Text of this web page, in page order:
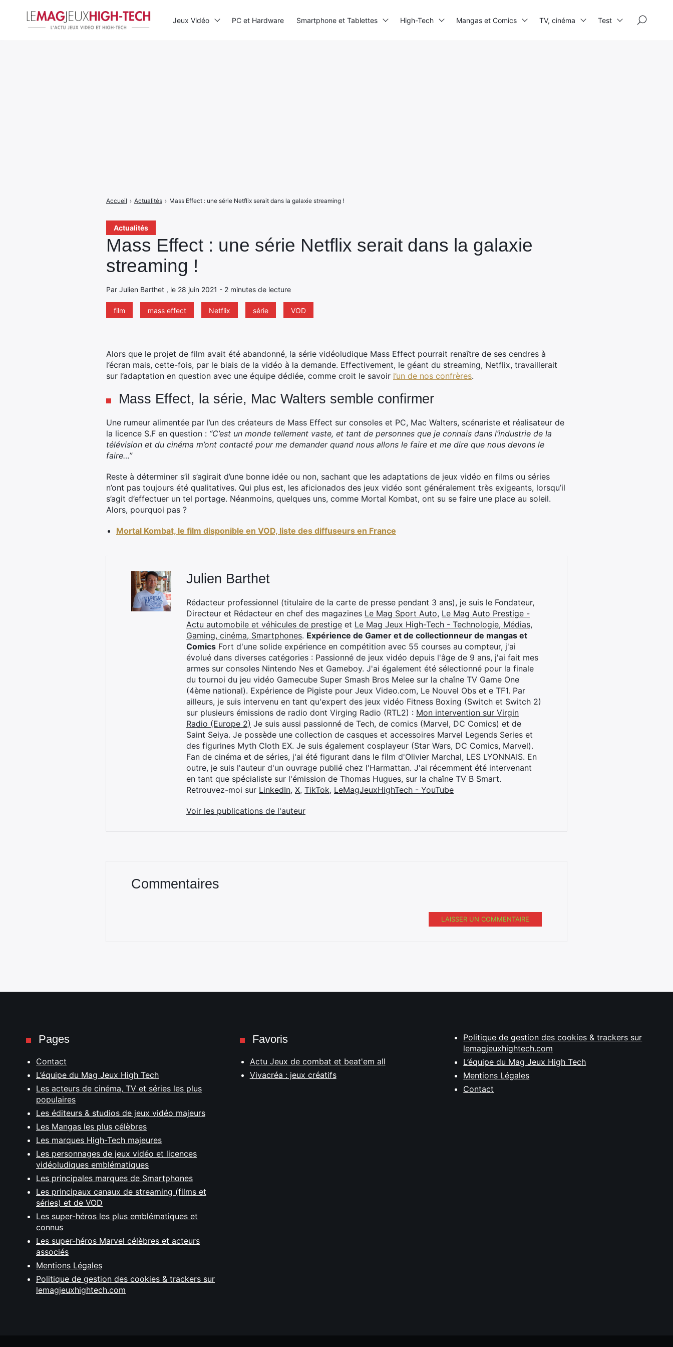
Actualités
Mass Effect : une série Netflix serait dans la galaxie
streaming !
Par Julien Barthet , le 28 juin 2021 - 2 minutes de lecture
film mass effect Netflix série VOD
Accueil › Actualités › Mass Effect : une série Netflix serait dans la galaxie streaming !
Alors que le projet de film avait été abandonné, la série vidéoludique Mass Effect pourrait renaître de ses cendres à
l’écran mais, cette-fois, par le biais de la vidéo à la demande. Effectivement, le géant du streaming, Netflix, travaillerait
sur l’adaptation en question avec une équipe dédiée, comme croit le savoir l’un de nos confrères.
Mass Effect, la série, Mac Walters semble confirmer
Une rumeur alimentée par l’un des créateurs de Mass Effect sur consoles et PC, Mac Walters, scénariste et réalisateur de
la licence S.F en question : “C’est un monde tellement vaste, et tant de personnes que je connais dans l’industrie de la
télévision et du cinéma m’ont contacté pour me demander quand nous allons le faire et me dire que nous devons le
faire…”
Reste à déterminer s’il s’agirait d’une bonne idée ou non, sachant que les adaptations de jeux vidéo en films ou séries
n’ont pas toujours été qualitatives. Qui plus est, les aficionados des jeux vidéo sont généralement très exigeants, lorsqu’il
s’agit d’effectuer un tel portage. Néanmoins, quelques uns, comme Mortal Kombat, ont su se faire une place au soleil.
Alors, pourquoi pas ?
Mortal Kombat, le film disponible en VOD, liste des diffuseurs en France
Julien Barthet
Rédacteur professionnel (titulaire de la carte de presse pendant 3 ans), je suis le Fondateur,
Directeur et Rédacteur en chef des magazines Le Mag Sport Auto, Le Mag Auto Prestige -
Actu automobile et véhicules de prestige et Le Mag Jeux High-Tech - Technologie, Médias,
Gaming, cinéma, Smartphones. Expérience de Gamer et de collectionneur de mangas et
Comics Fort d'une solide expérience en compétition avec 55 courses au compteur, j'ai
évolué dans diverses catégories : Passionné de jeux vidéo depuis l'âge de 9 ans, j'ai fait mes
armes sur consoles Nintendo Nes et Gameboy. J'ai également été sélectionné pour la finale
du tournoi du jeu vidéo Gamecube Super Smash Bros Melee sur la chaîne TV Game One
(4ème national). Expérience de Pigiste pour Jeux Video.com, Le Nouvel Obs et e TF1. Par
ailleurs, je suis intervenu en tant qu'expert des jeux vidéo Fitness Boxing (Switch et Switch 2)
sur plusieurs émissions de radio dont Virging Radio (RTL2) : Mon intervention sur Virgin
Radio (Europe 2) Je suis aussi passionné de Tech, de comics (Marvel, DC Comics) et de
Saint Seiya. Je possède une collection de casques et accessoires Marvel Legends Series et
des figurines Myth Cloth EX. Je suis également cosplayeur (Star Wars, DC Comics, Marvel).
Fan de cinéma et de séries, j'ai été figurant dans le film d'Olivier Marchal, LES LYONNAIS. En
outre, je suis l'auteur d'un ouvrage publié chez l'Harmattan. J'ai récemment été intervenant
en tant que spécialiste sur l'émission de Thomas Hugues, sur la chaîne TV B Smart.
Retrouvez-moi sur LinkedIn, X, TikTok, LeMagJeuxHighTech - YouTube
Voir les publications de l'auteur
Commentaires
LAISSER UN COMMENTAIRE
Jeux Vidéo PC et Hardware Smartphone et Tablettes High-Tech Mangas et Comics TV, cinéma Test
Pages
Contact
L’équipe du Mag Jeux High Tech
Les acteurs de cinéma, TV et séries les plus
populaires
Les éditeurs & studios de jeux vidéo majeurs
Les Mangas les plus célèbres
Les marques High-Tech majeures
Les personnages de jeux vidéo et licences
vidéoludiques emblématiques
Les principales marques de Smartphones
Les principaux canaux de streaming (films et
séries) et de VOD
Les super-héros les plus emblématiques et
connus
Les super-héros Marvel célèbres et acteurs
associés
Mentions Légales
Politique de gestion des cookies & trackers sur
lemagjeuxhightech.com
Favoris
Actu Jeux de combat et beat'em all
Vivacréa : jeux créatifs
Politique de gestion des cookies & trackers sur
lemagjeuxhightech.com
L’équipe du Mag Jeux High Tech
Mentions Légales
Contact